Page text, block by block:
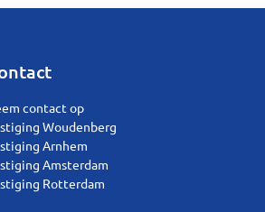
contact op
Woudenberg
Arnhem
Amsterdam
Rotterdam